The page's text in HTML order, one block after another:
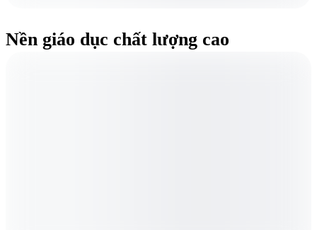
Nền giáo dục chất lượng cao